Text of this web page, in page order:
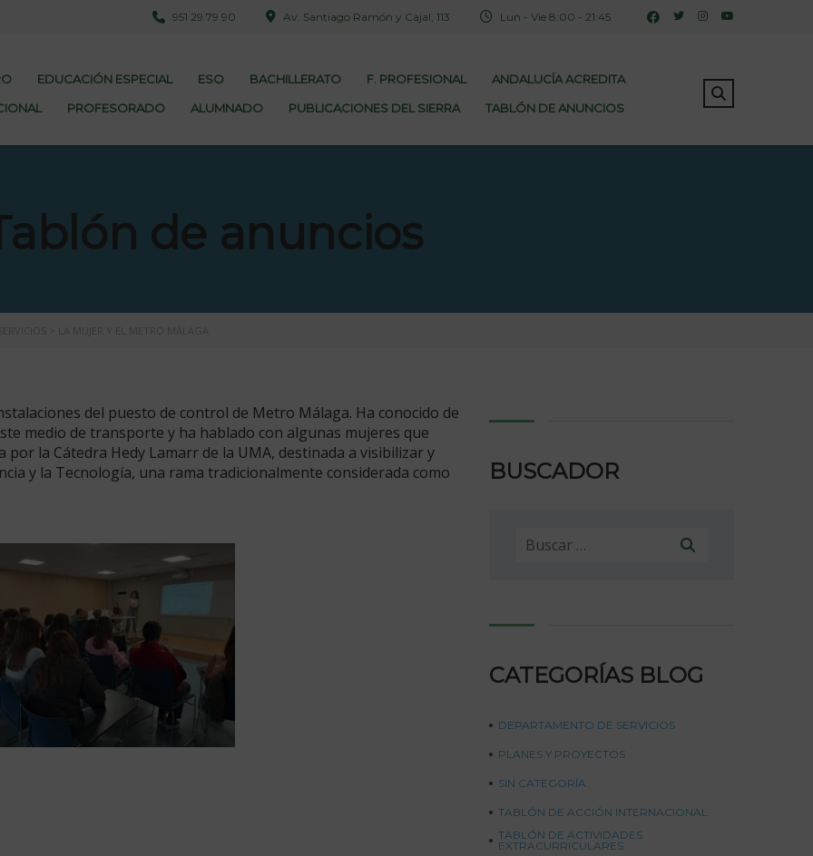
Lun - Vie 8:00 - 21:45
Av. Santiago Ramón y Cajal, 113
951 29 79 90
EDUCACIÓN ESPECIAL ESO BACHILLERATO F. PROFESIONAL
ANDALUCÍA ACREDITA
PROFESORADO ALUMNADO PUBLICACIONES DEL SIERRA TABLÓN DE ANUNCIOS
de anuncios
del puesto de control de Metro Málaga. Ha conocido de
medio de transporte y ha hablado con algunas mujeres que
la Cátedra Hedy Lamarr de la UMA, destinada a visibilizar y
y la Tecnología, una rama tradicionalmente considerada como
BUSCADOR
Buscar:
CATEGORÍAS BLOG
DEPARTAMENTO DE SERVICIOS
PLANES Y PROYECTOS
SIN CATEGORÍA
TABLÓN DE ACCIÓN INTERNACIONAL
TABLÓN DE ACTIVIDADES
EXTRACURRICULARES